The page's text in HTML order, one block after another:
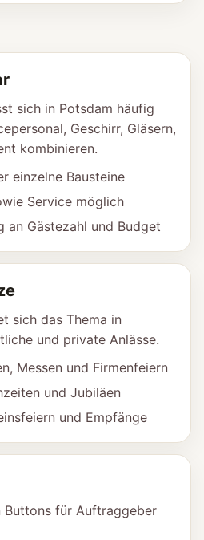
sich in Potsdam häufig
Geschirr, Gläsern,
kombinieren.
einzelne Bausteine
Service möglich
an Gästezahl und Budget
sich das Thema in
und private Anlässe.
Messen und Firmenfeiern
und Jubiläen
und Empfänge
Buttons für Auftraggeber